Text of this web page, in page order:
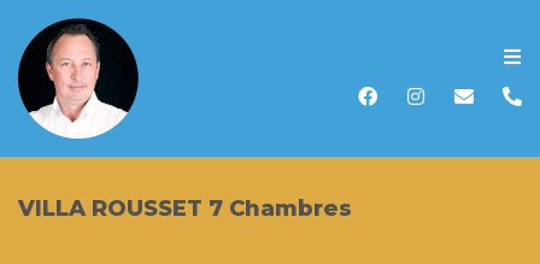
Accueil
VILLA ROUSSET 7 Chambres